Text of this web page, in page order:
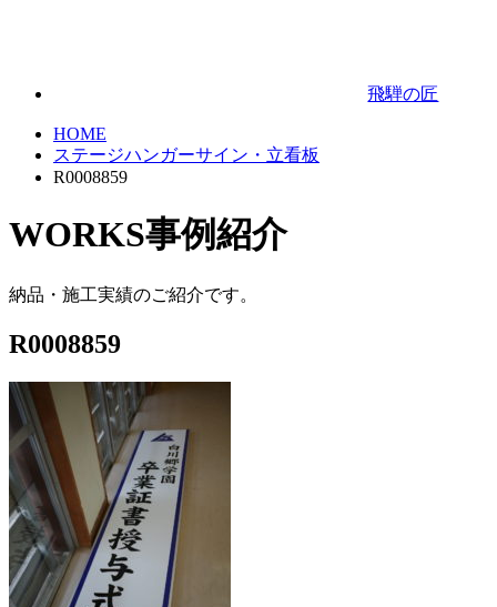
飛騨の匠
HOME
ステージハンガーサイン・立看板
R0008859
WORKS事例紹介
納品・施工実績のご紹介です。
R0008859